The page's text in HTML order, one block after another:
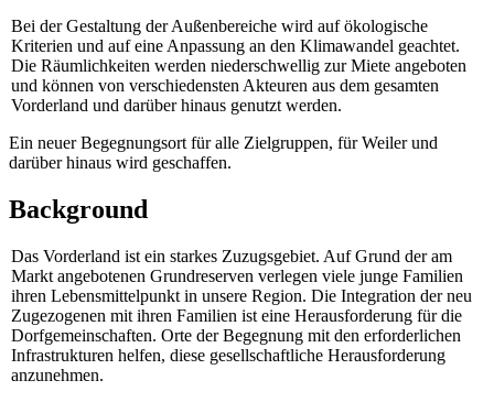
Bei der Gestaltung der Außenbereiche wird auf ökologische
Kriterien und auf eine Anpassung an den Klimawandel geachtet.
Die Räumlichkeiten werden niederschwellig zur Miete angeboten
und können von verschiedensten Akteuren aus dem gesamten
Vorderland und darüber hinaus genutzt werden.
Ein neuer Begegnungsort für alle Zielgruppen, für Weiler und
darüber hinaus wird geschaffen.
Background
Das Vorderland ist ein starkes Zuzugsgebiet. Auf Grund der am
Markt angebotenen Grundreserven verlegen viele junge Familien
ihren Lebensmittelpunkt in unsere Region. Die Integration der neu
Zugezogenen mit ihren Familien ist eine Herausforderung für die
Dorfgemeinschaften. Orte der Begegnung mit den erforderlichen
Infrastrukturen helfen, diese gesellschaftliche Herausforderung
anzunehmen.